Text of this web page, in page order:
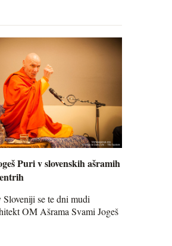
Puri v slovenskih ašramih
se te dni mudi
OM Ašrama Svami Jogeš